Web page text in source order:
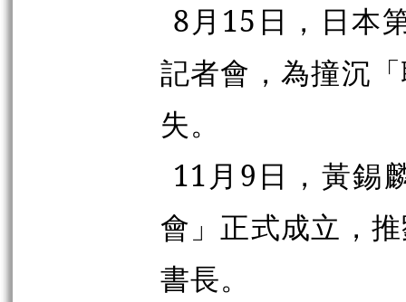
8月15日，日本
記者會，為撞沉
失。
11月9日，黃錫
會」正式成立，
書長。